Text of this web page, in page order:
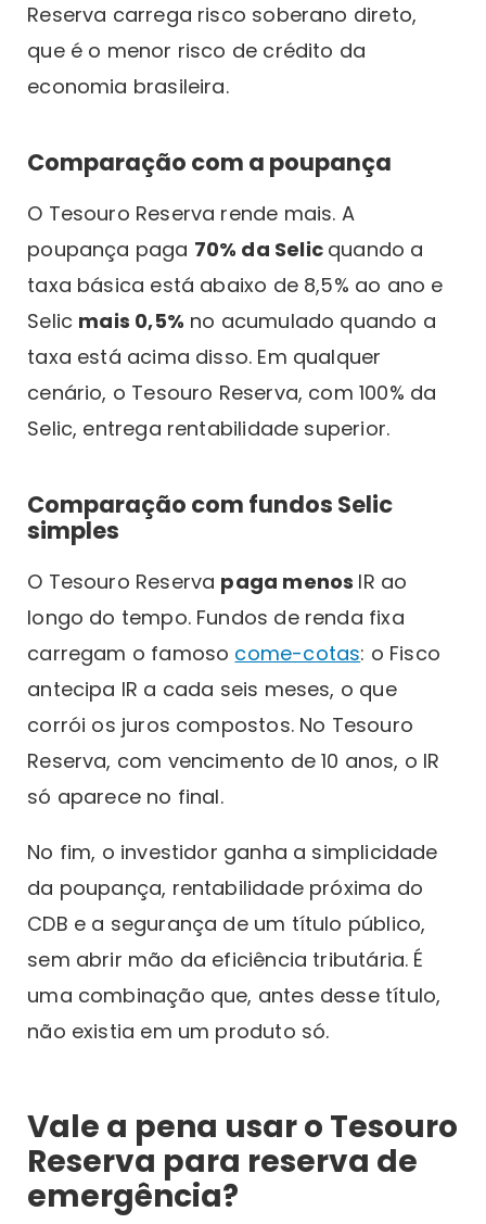
Reserva carrega risco soberano direto,
que é o menor risco de crédito da
economia brasileira.
Comparação com a poupança
O Tesouro Reserva rende mais. A
poupança paga 70% da Selic quando a
taxa básica está abaixo de 8,5% ao ano e
Selic mais 0,5% no acumulado quando a
taxa está acima disso. Em qualquer
cenário, o Tesouro Reserva, com 100% da
Selic, entrega rentabilidade superior.
Comparação com fundos Selic
simples
O Tesouro Reserva paga menos IR ao
longo do tempo. Fundos de renda fixa
carregam o famoso come-cotas: o Fisco
antecipa IR a cada seis meses, o que
corrói os juros compostos. No Tesouro
Reserva, com vencimento de 10 anos, o IR
só aparece no final.
No fim, o investidor ganha a simplicidade
da poupança, rentabilidade próxima do
CDB e a segurança de um título público,
sem abrir mão da eficiência tributária. É
uma combinação que, antes desse título,
não existia em um produto só.
Vale a pena usar o Tesouro
Reserva para reserva de
emergência?